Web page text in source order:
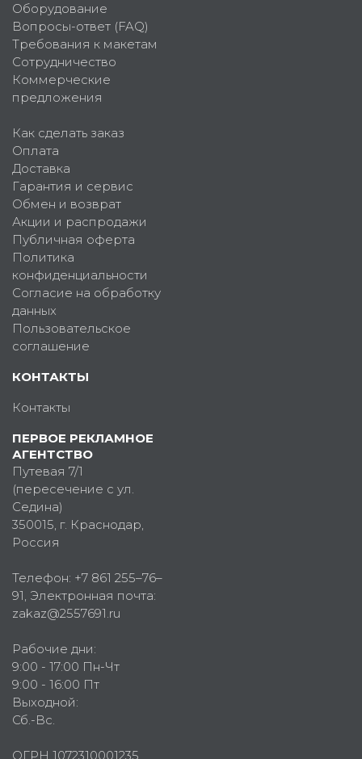
Оборудование
Вопросы-ответ (FAQ)
Требования к макетам
Сотрудничество
Коммерческие
предложения
Как сделать заказ
Оплата
Доставка
Гарантия и сервис
Обмен и возврат
Акции и распродажи
Публичная оферта
Политика
конфиденциальности
Согласие на обработку
данных
Пользовательское
соглашение
КОНТАКТЫ
Контакты
ПЕРВОЕ РЕКЛАМНОЕ
АГЕНТСТВО
Путевая 7/1
(пересечение с ул.
Седина)
350015, г. Краснодар,
Россия
Телефон: +7 861 255–76–
91, Электронная почта:
zakaz@2557691.ru
Рабочие дни:
9:00 - 17:00 Пн-Чт
9:00 - 16:00 Пт
Выходной:
Сб.-Вс.
ОГРН 1072310001235